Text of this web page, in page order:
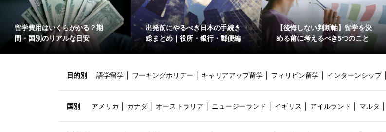
留学費用はいくらかかる？期
間・国別のリアルな目安
出発前にやるべき日本の手続き
総まとめ｜役所・銀行・郵便編
【後悔しない判断軸】留学を決
める前に考えるべき5つのこと
目的別 語学留学 ワーキングホリデー キャリアアップ留学 フィリピン留学 インターンシップ│
国別 アメリカ カナダ オーストラリア ニュージーランド イギリス アイルランド マルタ